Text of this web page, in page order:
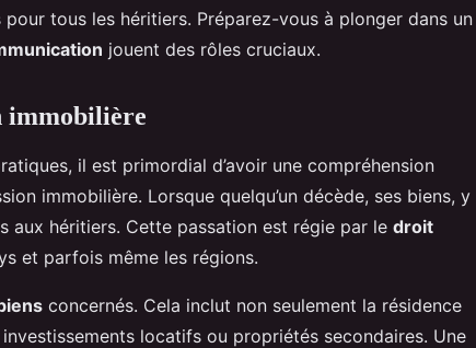
tous les héritiers. Préparez-vous à plonger dans un
jouent des rôles cruciaux.
immobilière
il est primordial d’avoir une compréhension
immobilière. Lorsque quelqu’un décède, ses biens, y
aux héritiers. Cette passation est régie par le droit
et parfois même les régions.
concernés. Cela inclut non seulement la résidence
locatifs ou propriétés secondaires. Une